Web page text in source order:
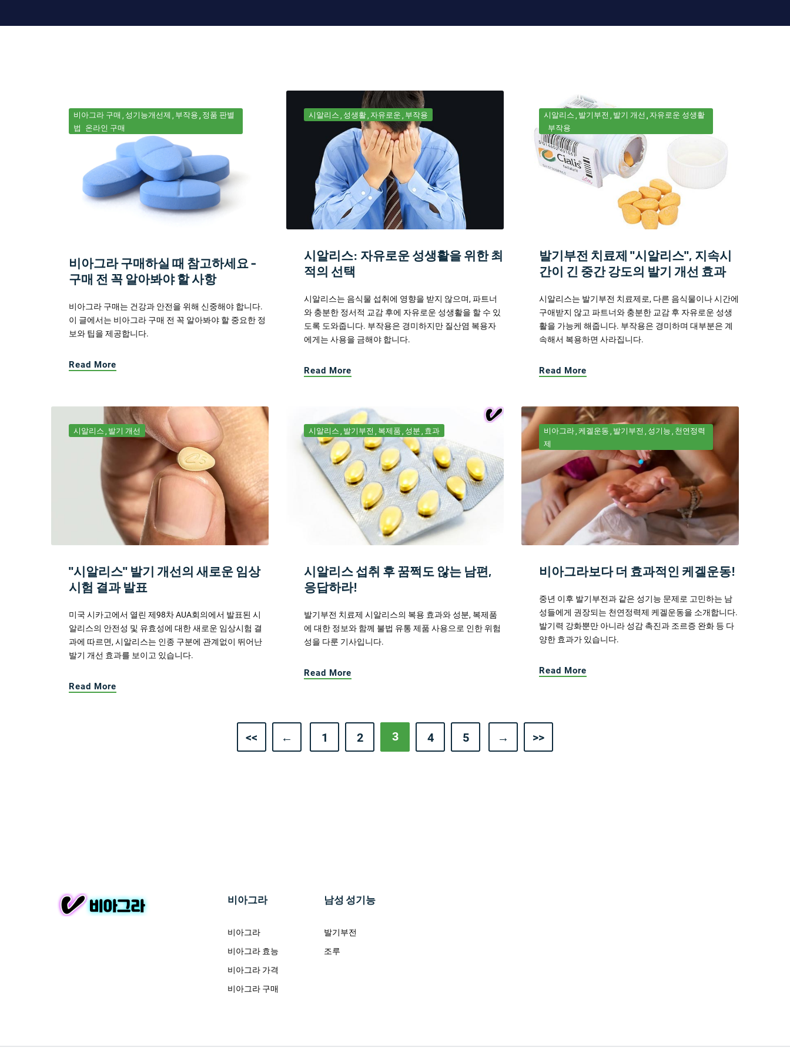
비아그라 구매 성기능개선제 부작용 정품 판별
법
온라인 구매
비아그라 구매하실 때 참고하세요 -
구매 전 꼭 알아봐야 할 사항
비아그라 구매는 건강과 안전을 위해 신중해야 합니다.
이 글에서는 비아그라 구매 전 꼭 알아봐야 할 중요한 정
보와 팁을 제공합니다.
Read More
시알리스 성생활 자유로운 부작용
시알리스: 자유로운 성생활을 위한 최
적의 선택
시알리스는 음식물 섭취에 영향을 받지 않으며, 파트너
와 충분한 정서적 교감 후에 자유로운 성생활을 할 수 있
도록 도와줍니다. 부작용은 경미하지만 질산염 복용자
에게는 사용을 금해야 합니다.
Read More
시알리스 발기부전 발기 개선
자유로운 성생활
부작용
발기부전 치료제 "시알리스", 지속시
간이 긴 중간 강도의 발기 개선 효과
시알리스는 발기부전 치료제로, 다른 음식물이나 시간에
구애받지 않고 파트너와 충분한 교감 후 자유로운 성생
활을 가능케 해줍니다. 부작용은 경미하며 대부분은 계
속해서 복용하면 사라집니다.
Read More
시알리스 발기 개선
"시알리스" 발기 개선의 새로운 임상
시험 결과 발표
미국 시카고에서 열린 제98차 AUA회의에서 발표된 시
알리스의 안전성 및 유효성에 대한 새로운 임상시험 결
과에 따르면, 시알리스는 인종 구분에 관계없이 뛰어난
발기 개선 효과를 보이고 있습니다.
Read More
시알리스 발기부전 복제품 성분 효과
시알리스 섭취 후 꿈쩍도 않는 남편,
응답하라!
발기부전 치료제 시알리스의 복용 효과와 성분, 복제품
에 대한 정보와 함께 불법 유통 제품 사용으로 인한 위험
성을 다룬 기사입니다.
Read More
비아그라 케겔운동 발기부전 성기능 천연정력
제
비아그라보다 더 효과적인 케겔운동!
중년 이후 발기부전과 같은 성기능 문제로 고민하는 남
성들에게 권장되는 천연정력제 케겔운동을 소개합니다.
발기력 강화뿐만 아니라 성감 촉진과 조르증 완화 등 다
양한 효과가 있습니다.
Read More
<< ← 1 2 3 4 5 → >>
비아그라
비아그라
비아그라 효능
비아그라 가격
비아그라 구매
남성 성기능
발기부전
조루